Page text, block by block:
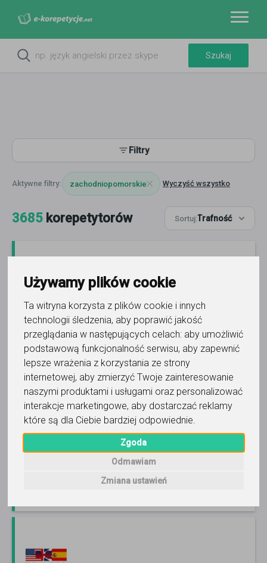
Używamy plików cookie
Ta witryna korzysta z plików cookie i innych
technologii śledzenia, aby poprawić jakość
przeglądania w następujących celach: aby umożliwić
podstawową funkcjonalność serwisu, aby zapewnić
lepsze wrażenia z korzystania ze strony
internetowej, aby zmierzyć Twoje zainteresowanie
naszymi produktami i usługami oraz personalizować
interakcje marketingowe, aby dostarczać reklamy
które są dla Ciebie bardziej odpowiednie.
Zgoda
Odmawiam
Zmiana ustawień
Filtry
zachodniopomorskie Wyczyść wszystko
3685 korepetytorów Sortuj:Trafność
matematyka
Marek Trojanek
Atrakcyjne ceny! Uwaga ! Ostatnie miejsca ! Zapraszam,
nie czekaj i zadzwoń 517 316 573.
Czytaj więcej
Online, Mińsk Mazowiecki i 7 innych
775
opinii
cena do ustalenia